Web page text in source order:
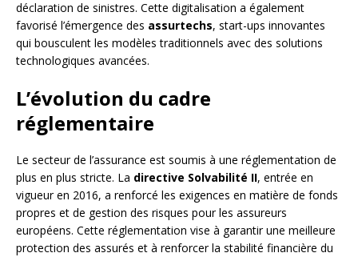
déclaration de sinistres. Cette digitalisation a également
favorisé l’émergence des assurtechs, start-ups innovantes
qui bousculent les modèles traditionnels avec des solutions
technologiques avancées.
L’évolution du cadre
réglementaire
Le secteur de l’assurance est soumis à une réglementation de
plus en plus stricte. La directive Solvabilité II, entrée en
vigueur en 2016, a renforcé les exigences en matière de fonds
propres et de gestion des risques pour les assureurs
européens. Cette réglementation vise à garantir une meilleure
protection des assurés et à renforcer la stabilité financière du